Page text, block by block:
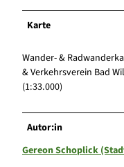
Karte
Wander- &
& Verkehrsverein Bad
(1:33.000)
Autor:in
Gereon Schoplick